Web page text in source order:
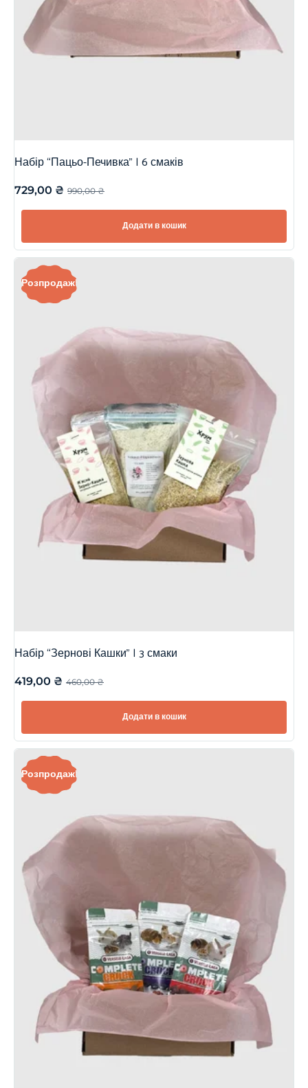
Набір “Пацьо-Печивка” | 6 смаків
990,00₴
729,00 ₴
Додати в кошик
Розпродаж!
Набір “Зернові Кашки” | 3 смаки
460,00₴
419,00 ₴
Додати в кошик
Розпродаж!